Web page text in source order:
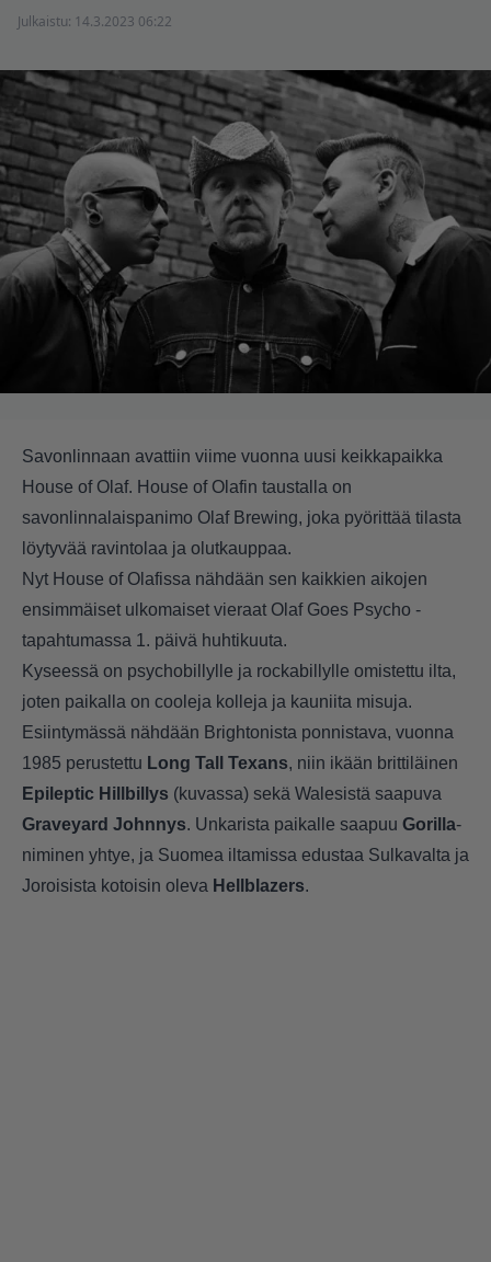
Julkaistu: 14.3.2023 06:22
Savonlinnaan avattiin viime vuonna uusi keikkapaikka
House of Olaf. House of Olafin taustalla on
savonlinnalaispanimo Olaf Brewing, joka pyörittää tilasta
löytyvää ravintolaa ja olutkauppaa.
Nyt House of Olafissa nähdään sen kaikkien aikojen
ensimmäiset ulkomaiset vieraat Olaf Goes Psycho -
tapahtumassa 1. päivä huhtikuuta.
Kyseessä on psychobillylle ja rockabillylle omistettu ilta,
joten paikalla on cooleja kolleja ja kauniita misuja.
Esiintymässä nähdään Brightonista ponnistava, vuonna
1985 perustettu Long Tall Texans, niin ikään brittiläinen
Epileptic Hillbillys (kuvassa) sekä Walesistä saapuva
Graveyard Johnnys. Unkarista paikalle saapuu Gorilla-
niminen yhtye, ja Suomea iltamissa edustaa Sulkavalta ja
Joroisista kotoisin oleva Hellblazers.